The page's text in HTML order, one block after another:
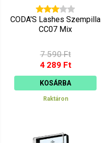
CODA'S Lashes Szempilla
CC07 Mix
7 590 Ft
4 289 Ft
KOSÁRBA
Raktáron